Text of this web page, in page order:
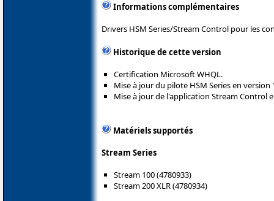
Informations complémentaires
Drivers HSM Series/Stream Control pour les
Historique de cette version
Certification Microsoft WHQL.
Mise à jour du pilote HSM Series en version
Mise à jour de l'application Stream Control
Matériels supportés
Stream Series
Stream 100 (4780933)
Stream 200 XLR (4780934)